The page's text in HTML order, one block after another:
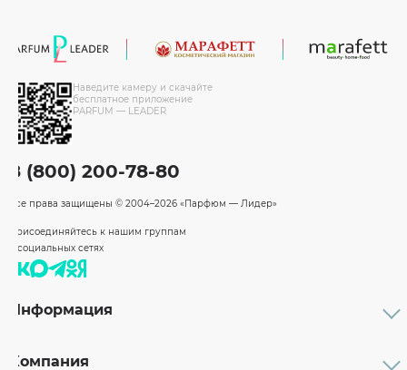
Наведите камеру и скачайте
бесплатное приложение
PARFUM — LEADER
8 (800) 200-78-80
Все права защищены © 2004–2026 «Парфюм — Лидер»
Присоединяйтесь к нашим группам
в социальных сетях
Информация
Бренды
Компания